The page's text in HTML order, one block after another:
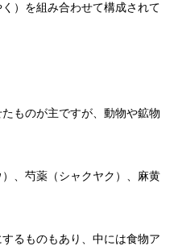
）を組み合わせて構成されて
ものが主ですが、動物や鉱物
、芍薬（シャクヤク）、麻黄
るものもあり、中には食物ア